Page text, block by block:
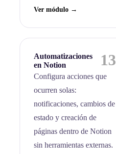
Ver módulo →
Automatizaciones
en Notion
13
Configura acciones que
ocurren solas:
notificaciones, cambios de
estado y creación de
páginas dentro de Notion
sin herramientas externas.